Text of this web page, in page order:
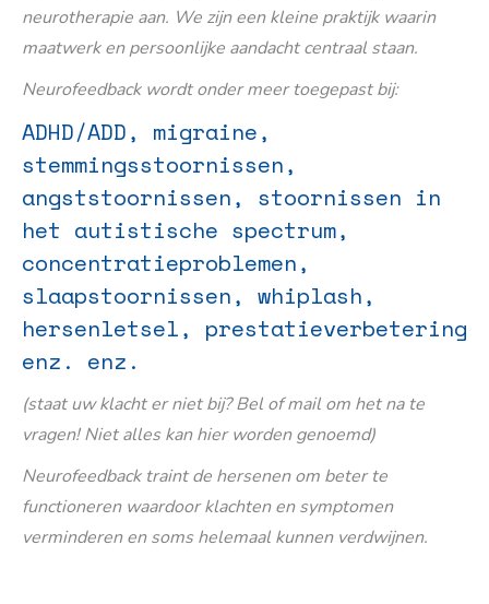
neurotherapie aan. We zijn een kleine praktijk waarin
maatwerk en persoonlijke aandacht centraal staan.
Neurofeedback wordt onder meer toegepast bij:
ADHD/ADD, migraine,
stemmingsstoornissen,
angststoornissen, stoornissen in
het autistische spectrum,
concentratieproblemen,
slaapstoornissen, whiplash,
hersenletsel, prestatieverbetering
enz. enz.
(staat uw klacht er niet bij? Bel of mail om het na te
vragen! Niet alles kan hier worden genoemd)
Neurofeedback traint de hersenen om beter te
functioneren waardoor klachten en symptomen
verminderen en soms helemaal kunnen verdwijnen.